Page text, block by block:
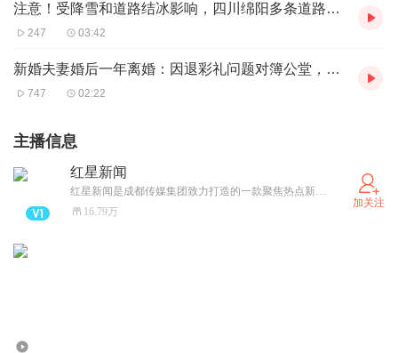
旅游开发有限公司、浙江秀合传媒集团有限公司、上海瀚舟
有限公司出品，江西省东然影业集团有限公司、花生映像传
媒有限公司、浙江沐阳影视科技有限公司联合出品。影聚天
发行。
电影为仙侠题材，其剧版《花千骨》于2015年6月开播，曾
昨日，剧版《花千骨》主演赵丽颖在微博发布了电影版《花
佳绩，更是创下网播187亿的纪录。不少观众被剧中演员霍
注意！受降雪和道路结冰影响，四川绵阳多条道路交通管制
247 03:42
新婚夫妻婚后一年离婚：因退彩礼问题对簿公堂，女方退还“三金”和3万元彩礼
747 02:22
主播信息
红星新闻
红星新闻是成都传媒集团致力打造的一款聚焦热点新闻的主流新兴媒体，这里是真相与思想的交汇之地。 这里聚集了中国优秀的调查新闻记者，拥有真知灼见的评论员；国内国际有价值的新闻，红星新闻都会冲在第一线。
16.79万
加关注